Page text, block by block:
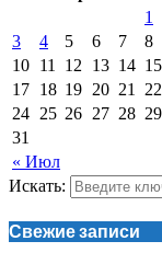
« Июл
1
3
4 5 6 7 8
10 11 12 13 14 15
17 18 19 20 21 22
24 25 26 27 28 29
31
Искать:
Свежие записи